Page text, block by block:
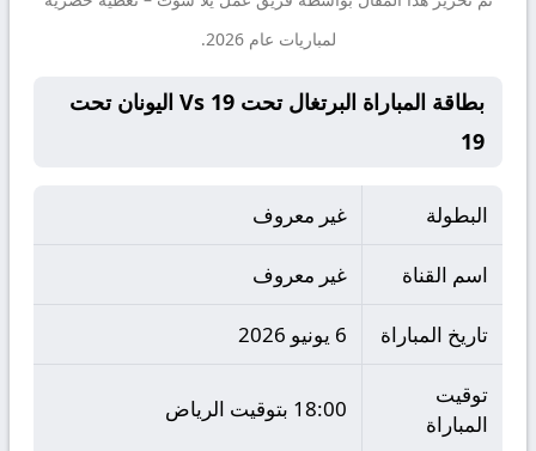
لمباريات عام 2026.
بطاقة المباراة البرتغال تحت 19 Vs اليونان تحت
19
البطولة غير معروف
اسم القناة غير معروف
تاريخ المباراة 6 يونيو 2026
توقيت
المباراة
18:00 بتوقيت الرياض